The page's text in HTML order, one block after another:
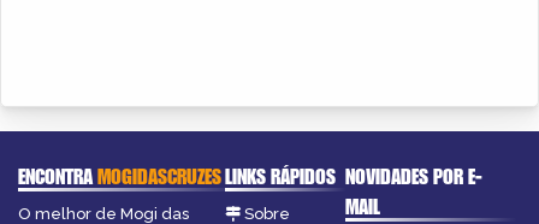
ENCONTRAMOGIDASCRUZES
O melhor de Mogi das
LINKS RÁPIDOS
Sobre
NOVIDADES POR E-
MAIL